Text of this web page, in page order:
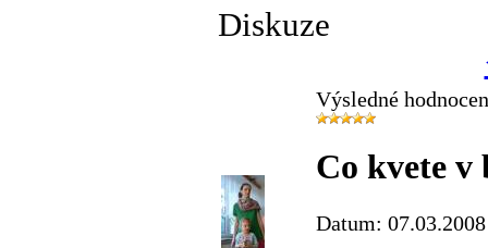
Diskuze
Výsledné
Co kvete v
Datum: